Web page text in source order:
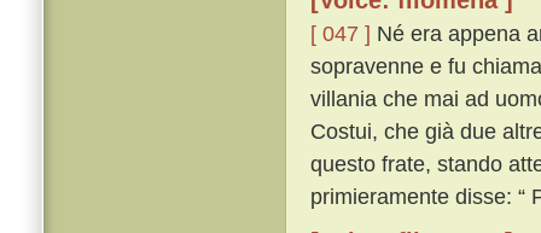
[ 047 ] Né era appena
sopravenne e fu
villania che mai ad
Costui, che già due
questo frate, stando
primieramente disse: “